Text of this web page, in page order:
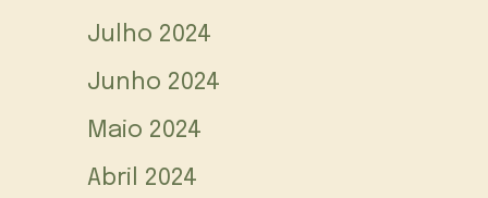
Julho 2024
Junho 2024
Maio 2024
Abril 2024